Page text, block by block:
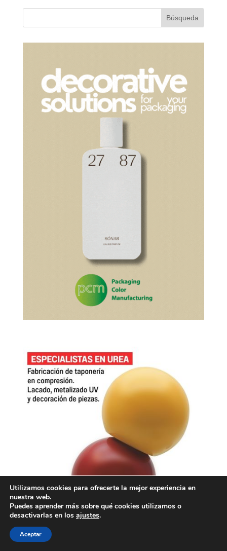
Utilizamos cookies para ofrecerte la mejor experiencia en
nuestra web.
Puedes aprender más sobre qué cookies utilizamos o
desactivarlas en los ajustes.
Aceptar